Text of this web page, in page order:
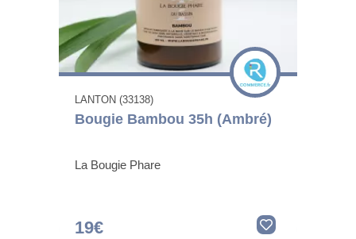
LANTON (33138)
Bougie Bambou 35h (Ambré)
La Bougie Phare
19€